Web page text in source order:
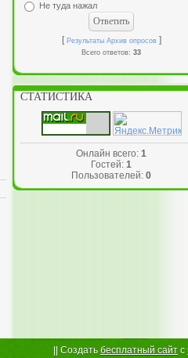
Не туда нажал
[ Результаты Архив опросов]
Всего ответов: 33
СТАТИСТИКА
Онлайн всего: 1
Гостей: 1
Пользователей: 0
Создать бесплатный сайт с